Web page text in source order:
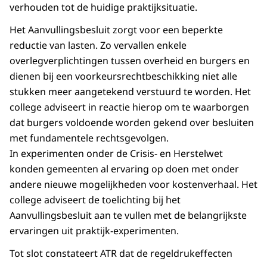
verhouden tot de huidige praktijksituatie.
Het Aanvullingsbesluit zorgt voor een beperkte
reductie van lasten. Zo vervallen enkele
overlegverplichtingen tussen overheid en burgers en
dienen bij een voorkeursrechtbeschikking niet alle
stukken meer aangetekend verstuurd te worden. Het
college adviseert in reactie hierop om te waarborgen
dat burgers voldoende worden gekend over besluiten
met fundamentele rechtsgevolgen.
In experimenten onder de Crisis- en Herstelwet
konden gemeenten al ervaring op doen met onder
andere nieuwe mogelijkheden voor kostenverhaal. Het
college adviseert de toelichting bij het
Aanvullingsbesluit aan te vullen met de belangrijkste
ervaringen uit praktijk-experimenten.
Tot slot constateert ATR dat de regeldrukeffecten